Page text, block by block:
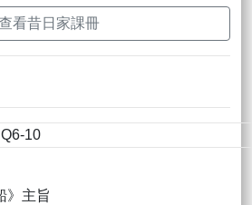
看昔日家課冊
10
》主旨